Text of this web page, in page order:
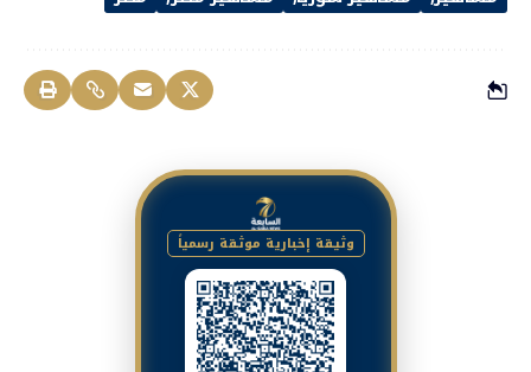
وثيقة إخبارية موثقة رسمياً